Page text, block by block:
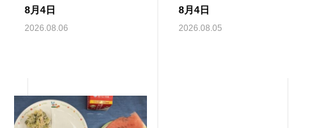
8月4日
2026.08.06
8月4日
2026.08.05